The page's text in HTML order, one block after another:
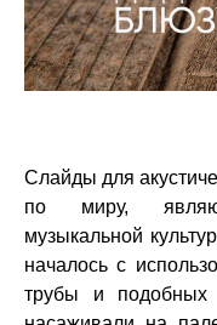
Слайды для
по миру,
музыкальной
началось с
трубы и подобных